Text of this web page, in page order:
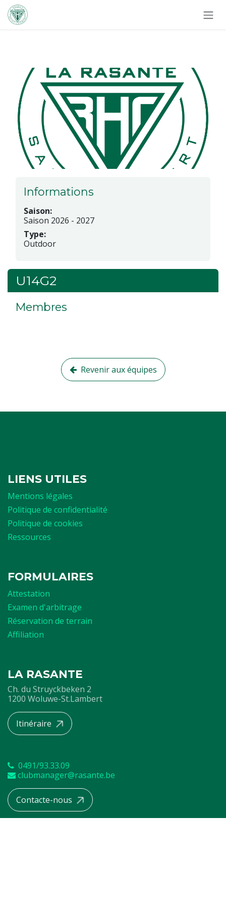
Se rendre au contenu
Informations
Saison:
Saison 2026 - 2027
Type:
Outdoor
U14G2
Membres
Revenir aux équipes
LIENS UTILES
Mentions légales
Politique de confidentialité
Politique de cookies
Ressources
FORMULAIRES
Attestation
Examen d'arbitrage
Réservation de terrain
Affiliation
LA RASANTE
Ch. du Struyckbeken 2
1200 Woluwe-St.Lambert
Itinéraire
0491/93.33.09
clubmanager@rasante.be
Contacte-nous